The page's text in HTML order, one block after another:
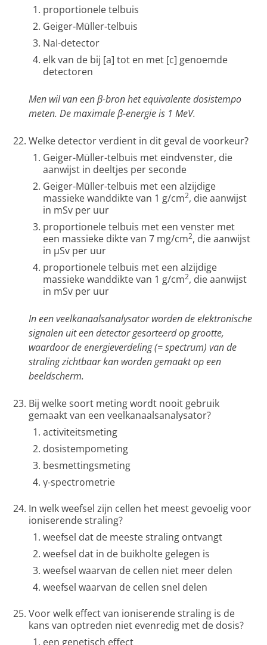
proportionele telbuis
Geiger-Müller-telbuis
NaI-detector
elk van de bij [a] tot en met [c] genoemde
detectoren
Men wil van een β-bron het equivalente dosistempo
meten. De maximale β-energie is 1 MeV.
Welke detector verdient in dit geval de voorkeur?
Geiger-Müller-telbuis met eindvenster, die
aanwijst in deeltjes per seconde
Geiger-Müller-telbuis met een alzijdige
massieke wanddikte van 1 g/cm2, die aanwijst
in mSv per uur
proportionele telbuis met een venster met
een massieke dikte van 7 mg/cm2, die aanwijst
in µSv per uur
proportionele telbuis met een alzijdige
massieke wanddikte van 1 g/cm2, die aanwijst
in mSv per uur
In een veelkanaalsanalysator worden de elektronische
signalen uit een detector gesorteerd op grootte,
waardoor de energieverdeling (= spectrum) van de
straling zichtbaar kan worden gemaakt op een
beeldscherm.
Bij welke soort meting wordt nooit gebruik
gemaakt van een veelkanaalsanalysator?
activiteitsmeting
dosistempometing
besmettingsmeting
γ-spectrometrie
In welk weefsel zijn cellen het meest gevoelig voor
ioniserende straling?
weefsel dat de meeste straling ontvangt
weefsel dat in de buikholte gelegen is
weefsel waarvan de cellen niet meer delen
weefsel waarvan de cellen snel delen
Voor welk effect van ioniserende straling is de
kans van optreden niet evenredig met de dosis?
een genetisch effect